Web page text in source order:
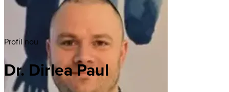
Profil nou
Dr. Dirlea Paul